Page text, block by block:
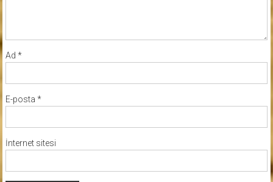
Ad *
E-posta *
İnternet sitesi